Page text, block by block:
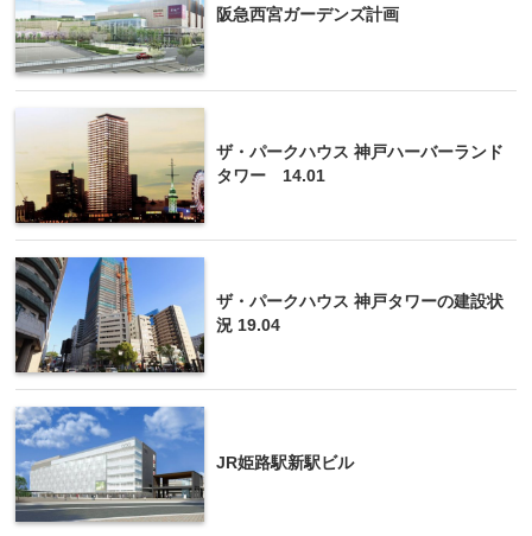
阪急西宮ガーデンズ計画
ザ・パークハウス 神戸ハーバーランド
タワー 14.01
ザ・パークハウス 神戸タワーの建設状
況 19.04
JR姫路駅新駅ビル